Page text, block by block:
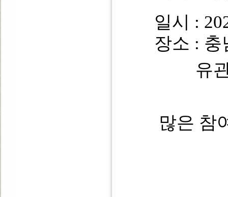
일시 :
장소 : 충
유
많은 참여